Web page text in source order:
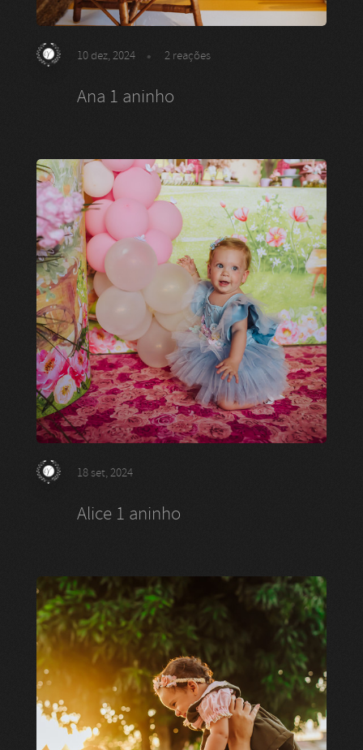
10 dez, 2024 2 reações
Ana 1 aninho
18 set, 2024
Alice 1 aninho